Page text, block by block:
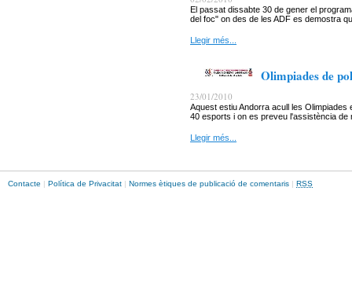
El passat dissabte 30 de gener el
del foc" on des de les ADF es demostra
Llegir més...
Olimpiades de
23/01/2010
Aquest estiu Andorra acull les
40 esports i on es preveu l'assistència de
Llegir més...
Contacte | Política de Privacitat | Normes ètiques de publicació de comentaris | RSS